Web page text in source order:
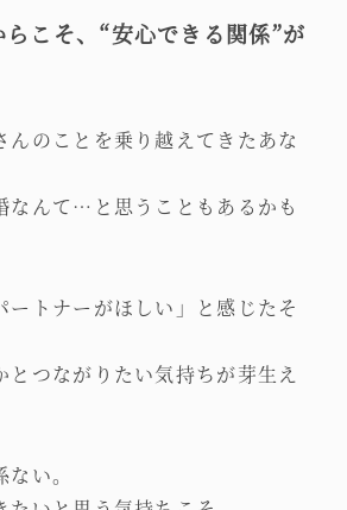
こそ、“安心できる関係”が
んのことを乗り越えてきたあな
なんて…と思うこともあるかも
ートナーがほしい」と感じたそ
とつながりたい気持ちが芽生え
い。